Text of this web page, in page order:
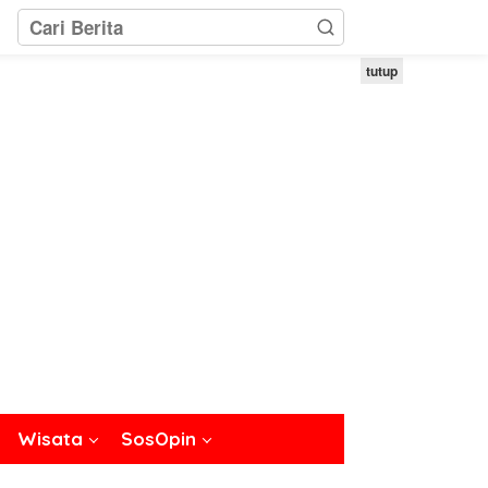
Wisata SosOpin
tutup